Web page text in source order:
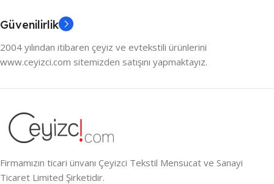
Güvenilirlik
2004 yılından itibaren çeyiz ve evtekstili ürünlerini
www.ceyizci.com sitemizden satışını yapmaktayız.
Firmamızın ticari ünvanı Çeyizci Tekstil Mensucat ve Sanayi
Ticaret Limited Şirketidir.